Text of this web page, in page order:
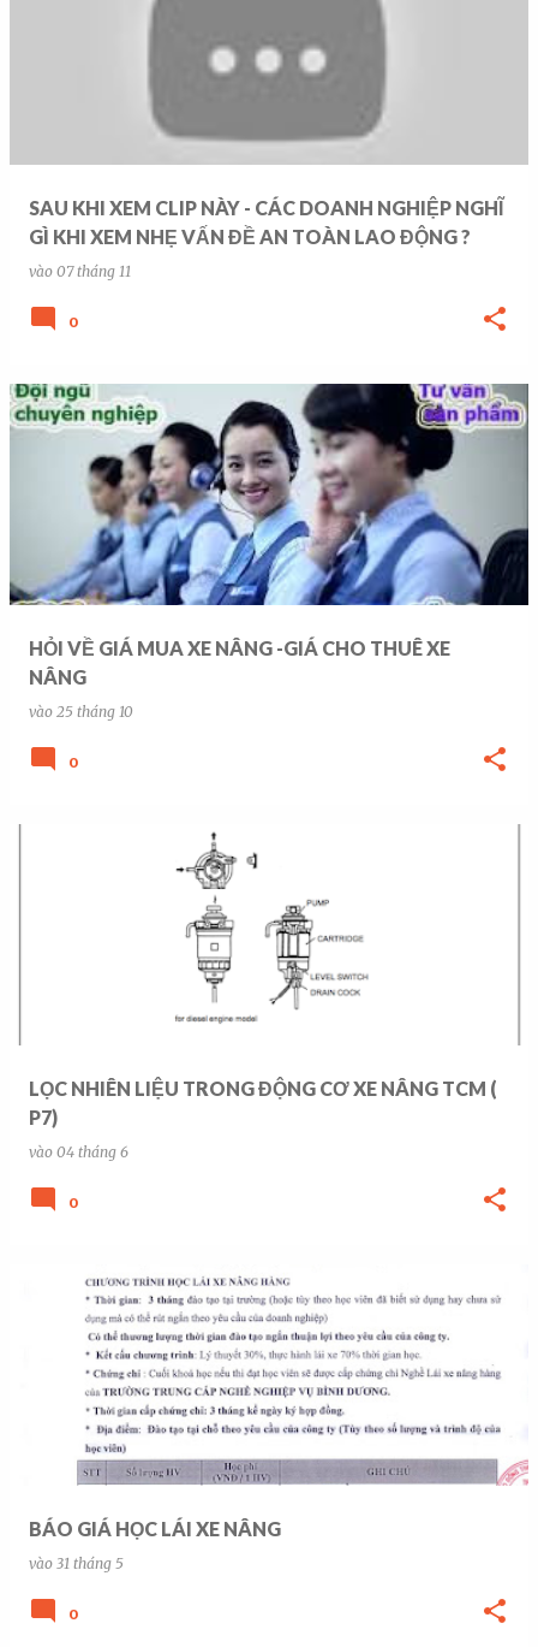
SAU KHI XEM CLIP NÀY - CÁC DOANH NGHIỆP NGHĨ
GÌ KHI XEM NHẸ VẤN ĐỀ AN TOÀN LAO ĐỘNG ?
vào 07 tháng 11
0
HỎI VỀ GIÁ MUA XE NÂNG -GIÁ CHO THUÊ XE
NÂNG
vào 25 tháng 10
0
LỌC NHIÊN LIỆU TRONG ĐỘNG CƠ XE NÂNG TCM (
P7)
vào 04 tháng 6
0
BÁO GIÁ HỌC LÁI XE NÂNG
vào 31 tháng 5
0